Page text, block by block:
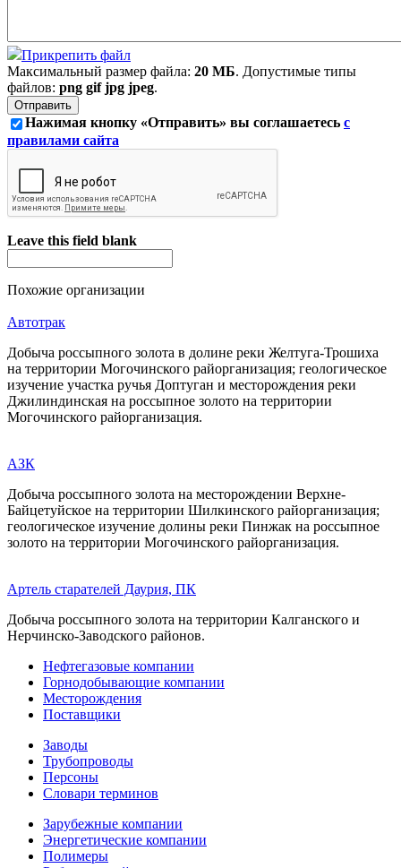
Прикрепить файл
Максимальный размер файла: 20 МБ. Допустимые типы
файлов: png gif jpg jpeg.
Нажимая кнопку «Отправить» вы соглашаетесь с
правилами сайта
Leave this field blank
Похожие организации
Автотрак
Добыча россыпного золота в долине реки Желтуга-Трошиха
на территории Могочинского райорганизация; геологическое
изучение участка ручья Доптуган и месторождения реки
Джилиндинская на россыпное золото на территории
Могочинского райорганизация.
АЗК
Добыча россыпного золота на месторождении Верхне-
Байцетуйское на территории Шилкинского райорганизация;
геологическое изучение долины реки Пинжак на россыпное
золото на территории Могочинского райорганизация.
Артель старателей Даурия, ПК
Добыча россыпного золота на территории Калганского и
Нерчинско-Заводского районов.
Нефтегазовые компании
Горнодобывающие компании
Месторождения
Поставщики
Заводы
Трубопроводы
Персоны
Словари терминов
Зарубежные компании
Энергетические компании
Полимеры